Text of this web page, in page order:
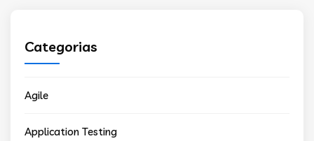
Categorias
Agile
Application Testing